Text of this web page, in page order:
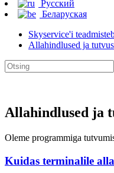
Русский
Беларуская
Skyservice'i
Allahindlused ja
Allahindlused ja
Oleme programmiga
Kuidas terminalile